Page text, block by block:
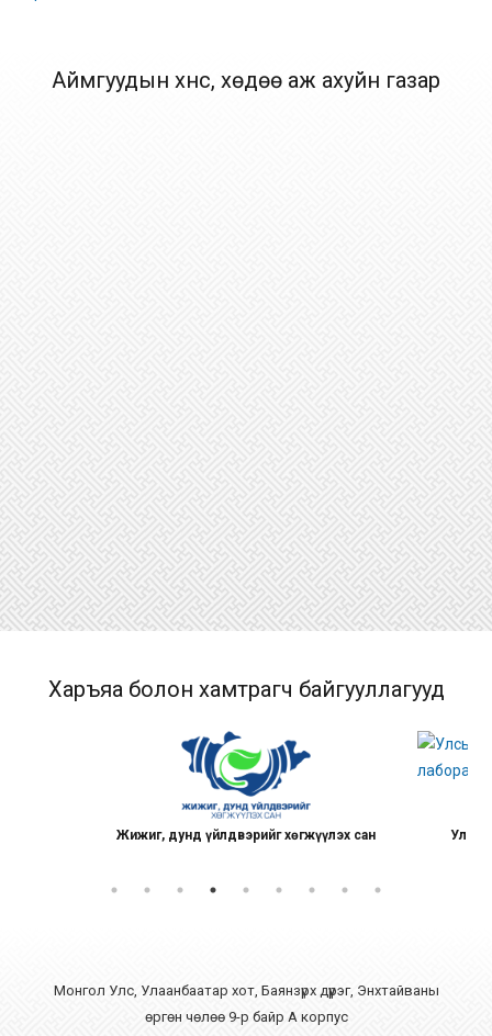
Аймгуудын хүнс, хөдөө аж ахуйн газар
Харъяа болон хамтрагч байгууллагууд
Улсын мал эмнэлэг, ариун цэврийн төв
Монгол Улс, Улаанбаатар хот, Баянзүрх дүүрэг, Энхтайваны
өргөн чөлөө 9-р байр А корпус